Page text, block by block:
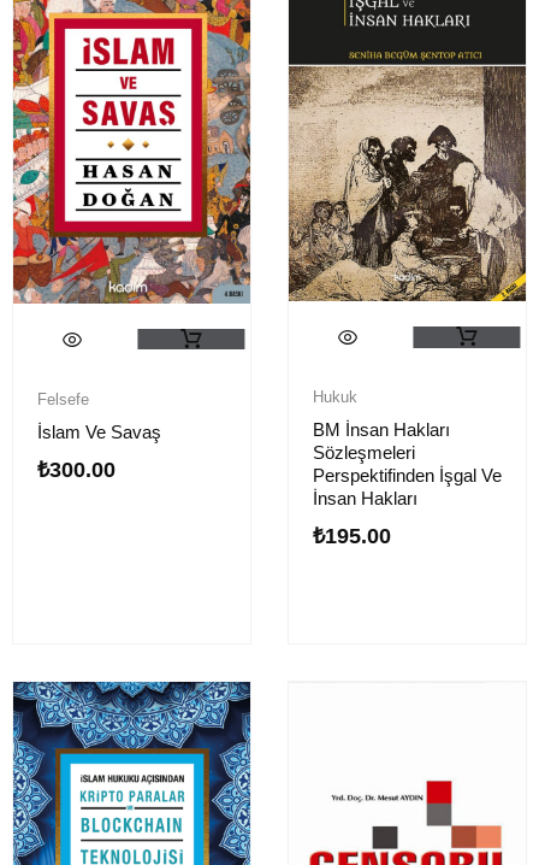
Felsefe
İslam Ve Savaş
₺300.00
Hukuk
BM İnsan Hakları
Sözleşmeleri
Perspektifinden İşgal Ve
İnsan Hakları
₺195.00